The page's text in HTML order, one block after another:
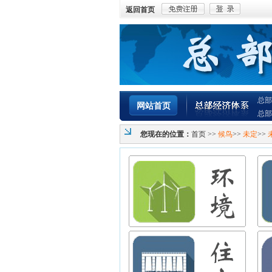
返回首页
网站首页
总
总
您现在的位置： 首页 >> 候鸟>> 未定>>